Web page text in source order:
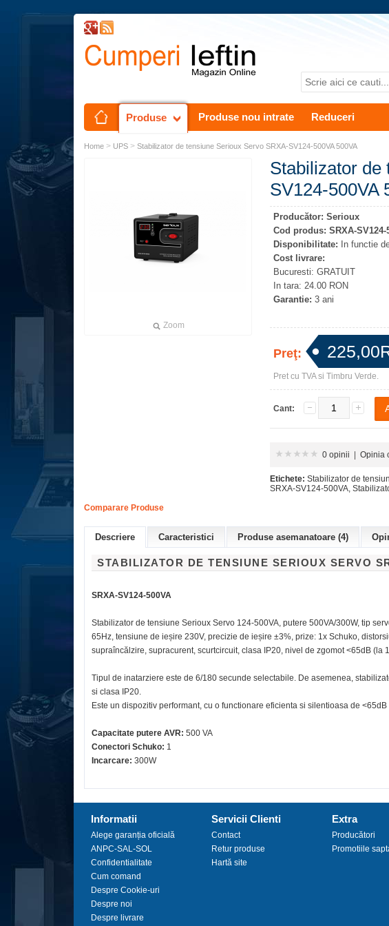
Produse Produse nou intrate Reduceri
Home > UPS > Stabilizator de tensiune Serioux Servo SRXA-SV124-500VA 500VA
Zoom
Stabilizator de
SV124-500VA
Producător: Serioux
Cod produs: SRXA-SV124-
Disponibilitate: In functie
Cost livrare:
Bucuresti: GRATUIT
In tara: 24.00 RON
Garantie: 3 ani
Preţ:
Pret cu TVA si Timbru Verde.
Cant:
0 opinii Opinia
Etichete: Stabilizator de
SRXA-SV124-500VA,
Comparare Produse
Descriere Caracteristici Produse asemanatoare (4)
STABILIZATOR DE TENSIUNE SERIOUX SERVO
SRXA-SV124-500VA
Stabilizator de tensiune Serioux Servo 124-500VA, putere 500VA/300W, tip
65Hz, tensiune de ieșire 230V, precizie de ieșire ±3%, prize: 1x Schuko,
supraîncălzire, supracurent, scurtcircuit, clasa IP20, nivel de zgomot <65dB
Tipul de inatarziere este de 6/180 secunde selectabile. De asemenea,
si clasa IP20.
Este un dispozitiv performant, cu o functionare eficienta si silentioasa de
Capacitate putere AVR: 500 VA
Conectori Schuko: 1
Incarcare: 300W
Informatii
Alege garanția oficială
ANPC-SAL-SOL
Confidentialitate
Cum comand
Despre Cookie-uri
Despre noi
Despre livrare
Servicii Clienti
Contact
Retur produse
Hartă site
Extra
Producători
Promotiile